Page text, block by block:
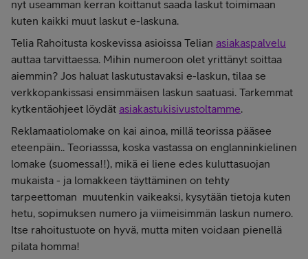
nyt useamman kerran koittanut saada laskut toimimaan
kuten kaikki muut laskut e-laskuna.
Telia Rahoitusta koskevissa asioissa Telian asiakaspalvelu
auttaa tarvittaessa. Mihin numeroon olet yrittänyt soittaa
aiemmin? Jos haluat laskutustavaksi e-laskun, tilaa se
verkkopankissasi ensimmäisen laskun saatuasi. Tarkemmat
kytkentäohjeet löydät asiakastukisivustoltamme.
Reklamaatiolomake on kai ainoa, millä teorissa pääsee
eteenpäin.. Teoriasssa, koska vastassa on englanninkielinen
lomake (suomessa!!), mikä ei liene edes kuluttasuojan
mukaista - ja lomakkeen täyttäminen on tehty
tarpeettoman muutenkin vaikeaksi, kysytään tietoja kuten
hetu, sopimuksen numero ja viimeisimmän laskun numero.
Itse rahoitustuote on hyvä, mutta miten voidaan pienellä
pilata homma!